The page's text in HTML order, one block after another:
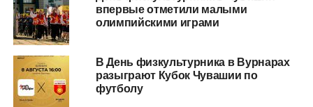
впервые отметили малыми
олимпийскими играми
В День физкультурника в Вурнарах
разыграют Кубок Чувашии по
футболу